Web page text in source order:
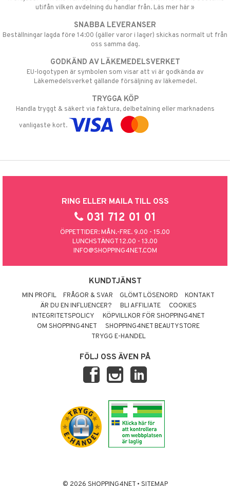
utifån vilken avdelning du handlar från. Läs mer här »
SNABBA LEVERANSER
Beställningar lagda före 14:00 (gäller varor i lager) skickas normalt ut från
oss samma dag.
GODKÄND AV LÄKEMEDELSVERKET
EU-logotypen är symbolen som visar att vi är godkända av
Läkemedelsverket gällande försäljning av läkemedel.
TRYGGA KÖP
Handla tryggt & säkert via faktura, delbetalning eller marknadens
vanligaste kort.
RING ELLER MAILA TILL OSS
031 712 01 01
ÖPPETTIDER: MÅN.-FRE. 9.00 - 15.00
LUNCHSTÄNGT 12.00 - 13.00
INFO@SHOPPING4NET.COM
KUNDTJÄNST
MIN PROFIL FRÅGOR & SVAR GLÖMT LÖSENORD
KONTAKT
ÄR DU EN INFLUENCER?
BLI AFFILIATE
COOKIES
INTEGRITETSPOLICY
KÖPVILLKOR FÖR SHOPPING4NET
OM SHOPPING4NET
SHOPPING4NET BEAUTYSTORE
TRYGG E-HANDEL
FÖLJ OSS ÄVEN PÅ